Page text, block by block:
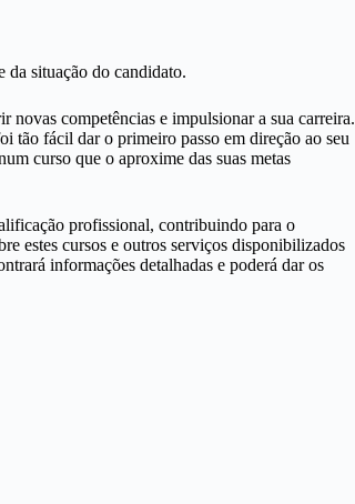
da situação do candidato.
novas competências e impulsionar a sua carreira.
tão fácil dar o primeiro passo em direção ao seu
curso que o aproxime das suas metas
profissional, contribuindo para o
estes cursos e outros serviços disponibilizados
informações detalhadas e poderá dar os